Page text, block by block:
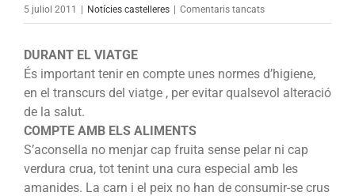
5 juliol 2011 Notícies castelleres Comentaris tancatsa
DURANT EL VIATGE
És important tenir en compte unes normes d’higiene,
en el transcurs del viatge , per evitar qualsevol alteració
de la salut.
COMPTE AMB ELS ALIMENTS
S’aconsella no menjar cap fruita sense pelar ni cap
verdura crua, tot tenint una cura especial amb les
amanides. La carn i el peix no han de consumir-se crus